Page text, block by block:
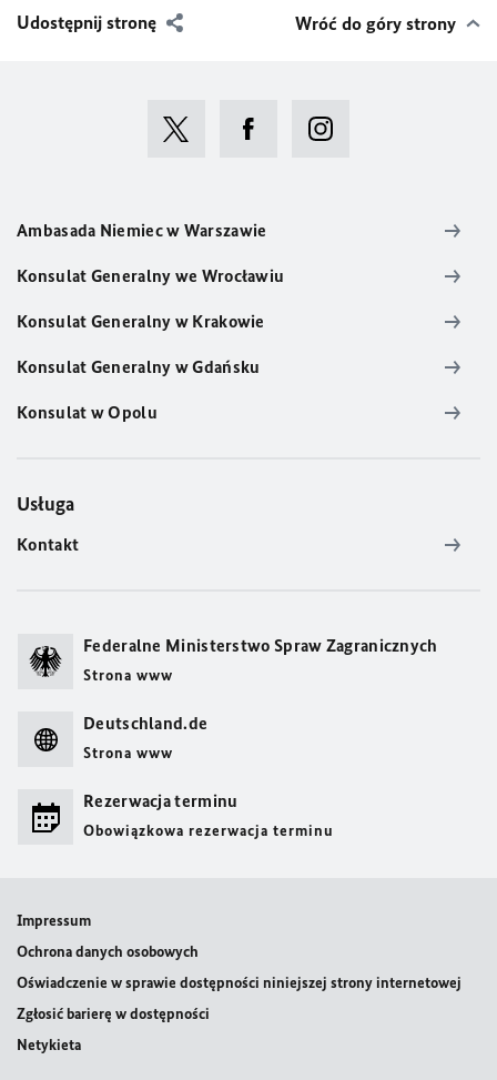
Udostępnij stronę Wróć do góry strony
Ambasada Niemiec w Warszawie
Konsulat Generalny we Wrocławiu
Konsulat Generalny w Krakowie
Konsulat Generalny w Gdańsku
Konsulat w Opolu
Usługa
Kontakt
Federalne Ministerstwo Spraw Zagranicznych
Strona www
Deutschland.de
Strona www
Rezerwacja terminu
Obowiązkowa rezerwacja terminu
Impressum
Ochrona danych osobowych
Oświadczenie w sprawie dostępności niniejszej strony internetowej
Zgłosić barierę w dostępności
Netykieta